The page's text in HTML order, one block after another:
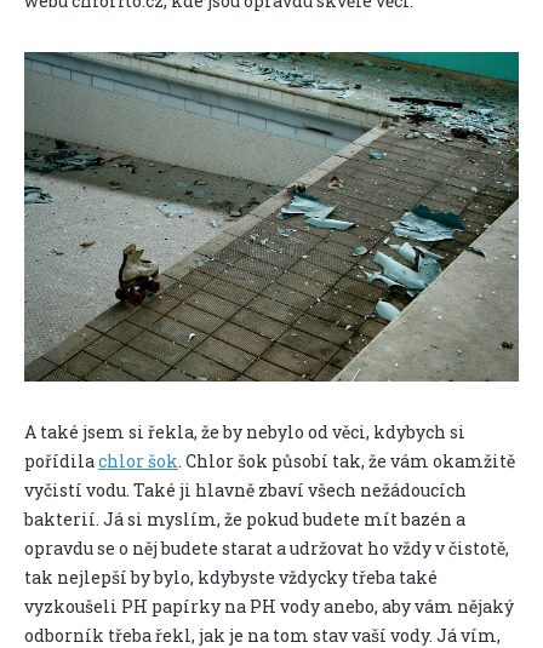
A také jsem si řekla, že by nebylo od věci, kdybych si
pořídila chlor šok. Chlor šok působí tak, že vám okamžitě
vyčistí vodu. Také ji hlavně zbaví všech nežádoucích
bakterií. Já si myslím, že pokud budete mít bazén a
opravdu se o něj budete starat a udržovat ho vždy v čistotě,
tak nejlepší by bylo, kdybyste vždycky třeba také
vyzkoušeli PH papírky na PH vody anebo, aby vám nějaký
odborník třeba řekl, jak je na tom stav vaší vody. Já vím,